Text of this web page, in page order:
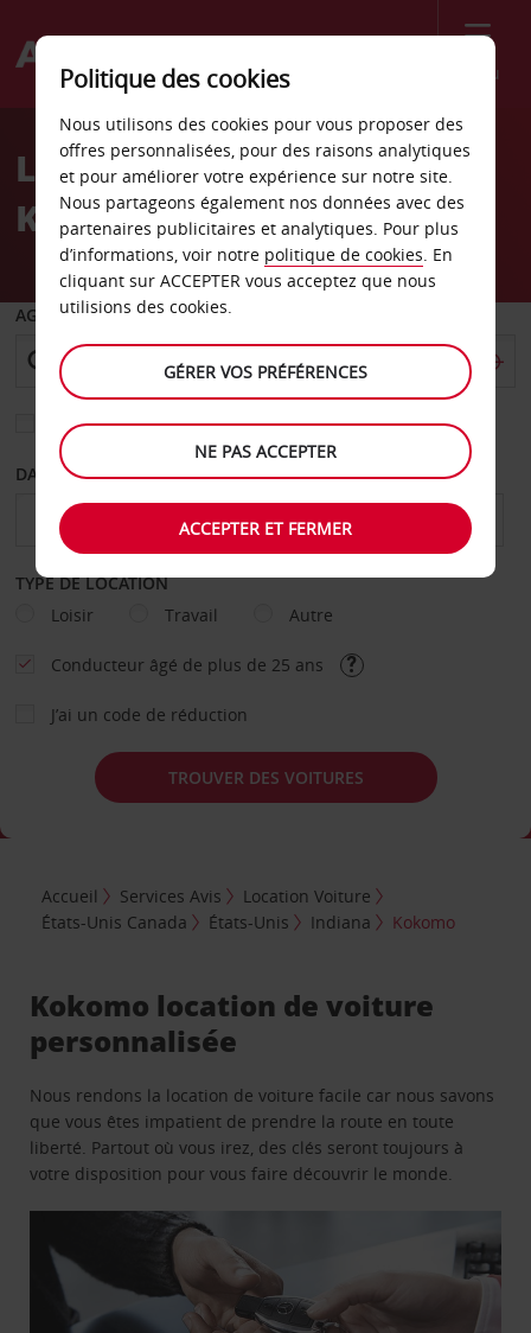
Menu
Welcome
AvisLocation de voiture
Kokomo
AGENCE DE DÉPART
Sélectionnez une autre agence de retour
DATE DE DÉPART DATE DE RETOUR
TYPE DE LOCATION
Loisir
Travail Autre
Conducteur âgé de plus de 25 ans
J’ai un code de réduction
TROUVER DES VOITURES
Accueil Services Avis
Location Voiture
États-Unis Canada
États-Unis Indiana Kokomo
Kokomo location de voiture
personnalisée
Nous rendons la location de voiture facile car nous savons
que vous êtes impatient de prendre la route en toute
liberté. Partout où vous irez, des clés seront toujours à
votre disposition pour vous faire découvrir le monde.
Politique des cookies
Nous utilisons des cookies pour vous proposer des
offres personnalisées, pour des raisons analytiques
et pour améliorer votre expérience sur notre site.
Nous partageons également nos données avec des
partenaires publicitaires et analytiques. Pour plus
d’informations, voir notre politique de cookies. En
cliquant sur ACCEPTER vous acceptez que nous
utilisions des cookies.
GÉRER VOS PRÉFÉRENCES
NE PAS ACCEPTER
ACCEPTER ET FERMER